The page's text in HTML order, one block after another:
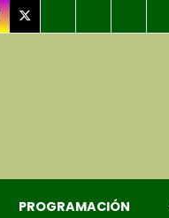
PROGRAMACIÓN